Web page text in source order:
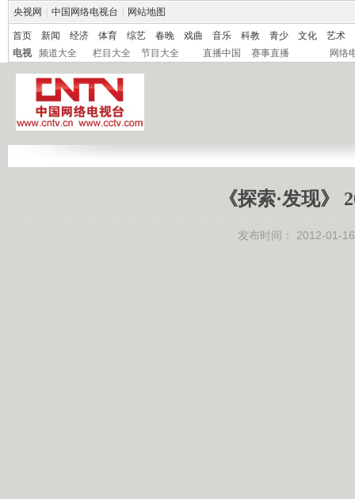
央视网 中国网络电视台 网站地图
首页 新闻 经济 体育 综艺 春晚 戏曲 音乐 科教 青少 文化
艺术
电视
频道大全 栏目大全 节目大全 直播中国 赛事直播 网络
《探索·发现》
发布时间： 2012-01-